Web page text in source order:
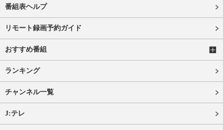
番組表ヘルプ
リモート録画予約ガイド
おすすめ番組
ランキング
チャンネル一覧
J:テレ